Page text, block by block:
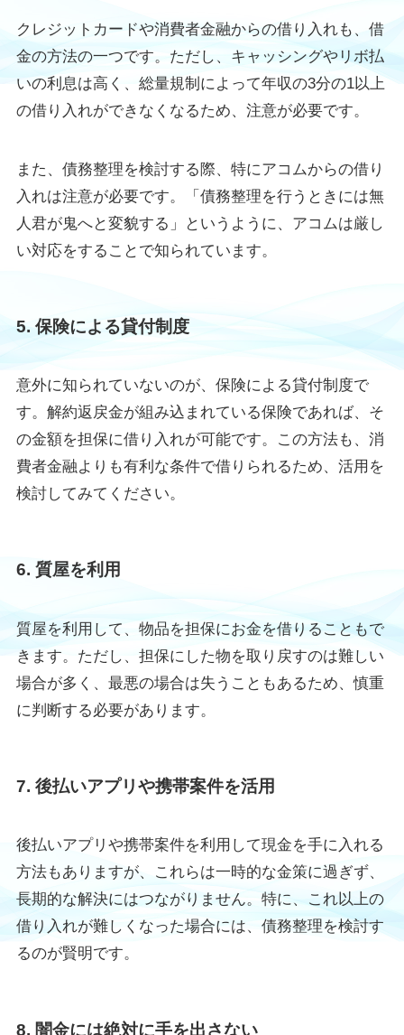
クレジットカードや消費者金融からの借り入れも、借
金の方法の一つです。ただし、キャッシングやリボ払
いの利息は高く、総量規制によって年収の3分の1以上
の借り入れができなくなるため、注意が必要です。
また、債務整理を検討する際、特にアコムからの借り
入れは注意が必要です。「債務整理を行うときには無
人君が鬼へと変貌する」というように、アコムは厳し
い対応をすることで知られています。
5. 保険による貸付制度
意外に知られていないのが、保険による貸付制度で
す。解約返戻金が組み込まれている保険であれば、そ
の金額を担保に借り入れが可能です。この方法も、消
費者金融よりも有利な条件で借りられるため、活用を
検討してみてください。
6. 質屋を利用
質屋を利用して、物品を担保にお金を借りることもで
きます。ただし、担保にした物を取り戻すのは難しい
場合が多く、最悪の場合は失うこともあるため、慎重
に判断する必要があります。
7. 後払いアプリや携帯案件を活用
後払いアプリや携帯案件を利用して現金を手に入れる
方法もありますが、これらは一時的な金策に過ぎず、
長期的な解決にはつながりません。特に、これ以上の
借り入れが難しくなった場合には、債務整理を検討す
るのが賢明です。
8. 闇金には絶対に手を出さない